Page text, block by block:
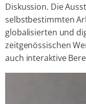
Diskussion. Die
selbstbestimmten
globalisierten und
zeitgenössischen
auch interaktive